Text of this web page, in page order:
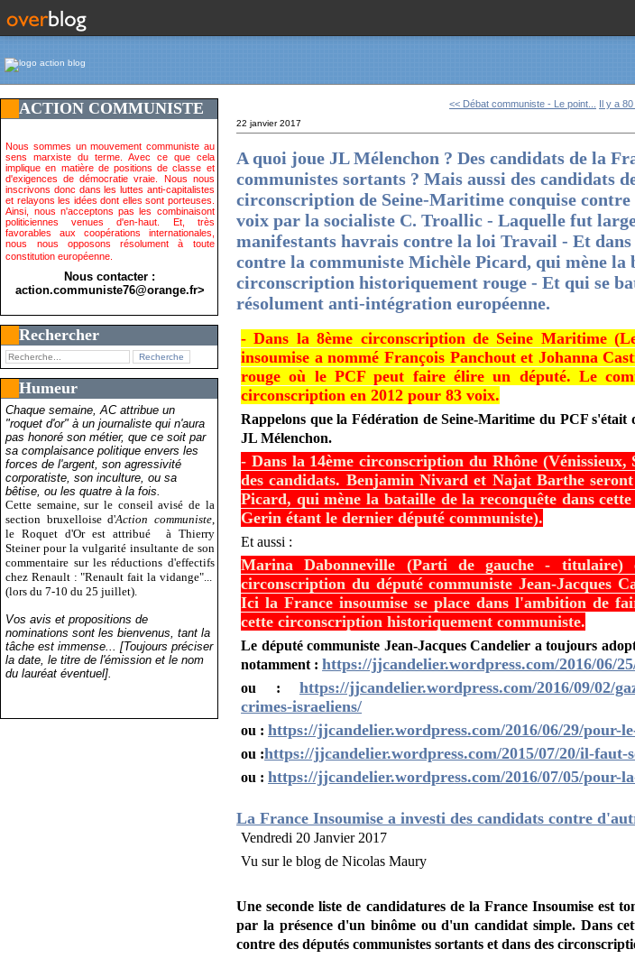
ACTION COMMUNISTE
Nous sommes un mouvement communiste au
sens marxiste du terme. Avec ce que cela
implique en matière de positions de classe et
d'exigences de démocratie vraie. Nous nous
inscrivons donc dans les luttes anti-capitalistes
et relayons les idées dont elles sont porteuses.
Ainsi, nous n'acceptons pas les combinaisont
politiciennes venues d'en-haut. Et, très
favorables aux coopérations internationales,
nous nous opposons résolument à toute
constitution européenne.
Nous contacter :
action.communiste76@orange.fr>
Rechercher
Humeur
Chaque semaine, AC attribue un
"roquet d'or" à un journaliste qui n'aura
pas honoré son métier, que ce soit par
sa complaisance politique envers les
forces de l'argent, son agressivité
corporatiste, son inculture, ou sa
bêtise, ou les quatre à la fois.
Cette semaine, sur le conseil avisé de la
section bruxelloise d'Action communiste,
le Roquet d'Or est attribué
à Thierry
Steiner pour la vulgarité insultante de son
commentaire sur les réductions d'effectifs
chez Renault : "Renault fait la vidange"...
(lors du 7-10 du 25 juillet).
Vos avis et propositions de
nominations sont les bienvenus, tant la
tâche est immense... [Toujours préciser
la date, le titre de l'émission et le nom
du lauréat éventuel].
<< Débat communiste - Le point... Il y a
22 janvier 2017
A quoi joue JL Mélenchon ? Des candidats de la
communistes sortants ? Mais aussi des candidats
circonscription de Seine-Maritime conquise contre
voix par la socialiste C. Troallic - Laquelle fut
manifestants havrais contre la loi Travail - Et
contre la communiste Michèle Picard, qui mène la
circonscription historiquement rouge - Et qui se
résolument anti-intégration européenne.
- Dans la 8ème circonscription de Seine Maritime
insoumise a nommé François Panchout et Johanna
rouge où le PCF peut faire élire un député. Le
circonscription en 2012 pour 83 voix.
Rappelons que la Fédération de Seine-Maritime du PCF
JL Mélenchon.
- Dans la 14ème circonscription du Rhône
des candidats. Benjamin Nivard et Najat Barthe
Picard, qui mène la bataille de la reconquête dans
Gerin étant le dernier député communiste).
Et aussi :
Marina Dabonneville (Parti de gauche -
circonscription du député communiste Jean-Jacques
Ici la France insoumise se place dans l'ambition de
cette circonscription historiquement communiste.
Le député communiste Jean-Jacques Candelier a toujours
notamment :https://jjcandelier.wordpress.com/2016/06/
ou :https://jjcandelier.wordpress.com/2016/09/02/
crimes-israeliens/
ou :https://jjcandelier.wordpress.com/2016/06/29/pour-
ou :https://jjcandelier.wordpress.com/2015/07/20/il-faut-
ou :https://jjcandelier.wordpress.com/2016/07/05/pour-
La France Insoumise a investi des candidats contre
Vendredi 20 Janvier 2017
Vu sur le blog de Nicolas Maury
Une seconde liste de candidatures de la France Insoumise est
par la présence d'un binôme ou d'un candidat simple. Dans
contre des députés communistes sortants et dans des